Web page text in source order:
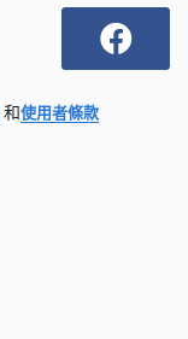
和使用者條款